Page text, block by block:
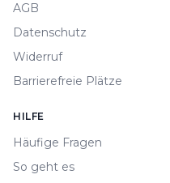
AGB
Datenschutz
Widerruf
Barrierefreie Plätze
HILFE
Häufige Fragen
So geht es